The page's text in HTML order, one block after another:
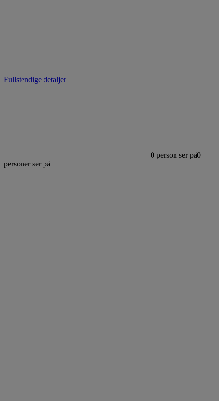
Fullstendige detaljer
0 person ser på0
personer ser på